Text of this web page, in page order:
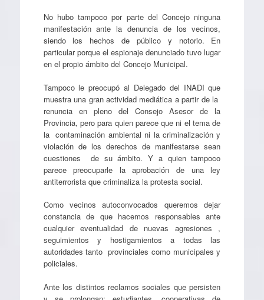
No hubo tampoco por parte del Concejo ninguna
manifestación ante la denuncia de los vecinos,
siendo los hechos de público y notorio. En
particular porque el espionaje denunciado tuvo lugar
en el propio ámbito del Concejo Municipal.
Tampoco le preocupó al Delegado del INADI que
muestra una gran actividad mediática a partir de la
renuncia en pleno del Consejo Asesor de la
Provincia, pero para quien parece que ni el tema de
la contaminación ambiental ni la criminalización y
violación de los derechos de manifestarse sean
cuestiones de su ámbito. Y a quien tampoco
parece preocuparle la aprobación de una ley
antiterrorista que criminaliza la protesta social.
Como vecinos autoconvocados queremos dejar
constancia de que hacemos responsables ante
cualquier eventualidad de nuevas agresiones ,
seguimientos y hostigamientos a todas las
autoridades tanto provinciales como municipales y
policiales.
Ante los distintos reclamos sociales que persisten